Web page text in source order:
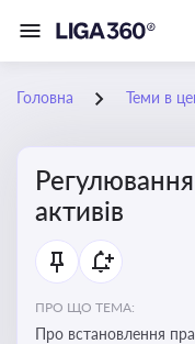
Головна Теми в
Регулювання
активів
ПРО ЩО ТЕМА:
Про встановлення